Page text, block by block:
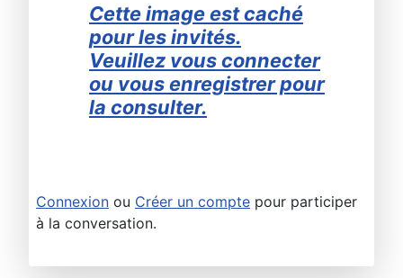
Cette image est caché
pour les invités.
Veuillez vous connecter
ou vous enregistrer pour
la consulter.
Connexion ou Créer un compte pour participer
à la conversation.